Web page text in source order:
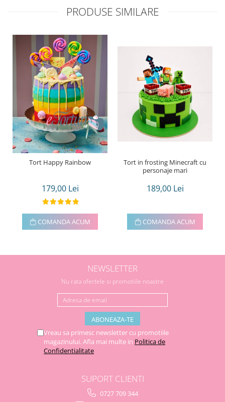
PRODUSE SIMILARE
Tort Happy Rainbow
179,00 Lei
COMANDA ACUM
Tort in frosting Minecraft cu
personaje mari
189,00 Lei
COMANDA ACUM
NEWSLETTER
Nu rata ofertele si promotiile noastre
Vreau sa primesc newsletter cu promotiile
magazinului. Afla mai multe in Politica de
Confidentialitate
SUPORT CLIENTI
0727 709 344